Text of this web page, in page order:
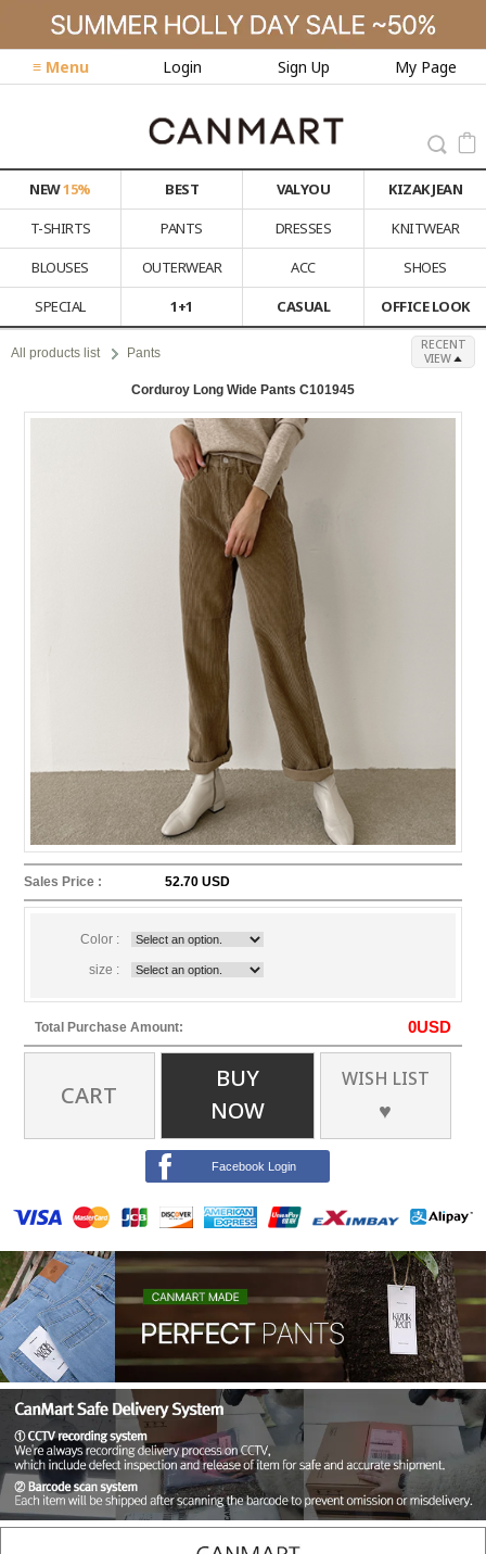
≡ Menu Login Sign Up My Page
NEW15% BEST VALYOU
KIZAK JEAN
T-SHIRTS
PANTS DRESSES
KNITWEAR
BLOUSES
OUTERWEAR ACC
SHOES
SPECIAL
1+1 CASUAL OFFICE LOOK
All products list Pants
RECENT
VIEW
Corduroy Long Wide Pants C101945
Sales Price : 52.70 USD
Color :
size :
Total Purchase Amount: 0USD
CART
BUY
NOW
WISH LIST
♥
Facebook Login